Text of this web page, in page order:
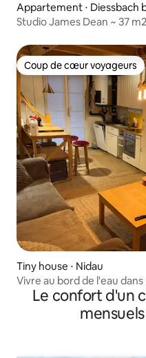
Appartement ⋅ Diessbach
Studio James Dean ~ 37 m2
Coup de cœur voyageurs
Coup de cœur voyageurs
Tiny house ⋅ Nidau
Vivre au bord de l'eau
Le confort d'un